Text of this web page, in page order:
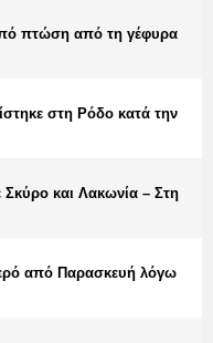
πτώση από τη γέφυρα
στη Ρόδο κατά την
Σκύρο και Λακωνία – Στη
από Παρασκευή λόγω